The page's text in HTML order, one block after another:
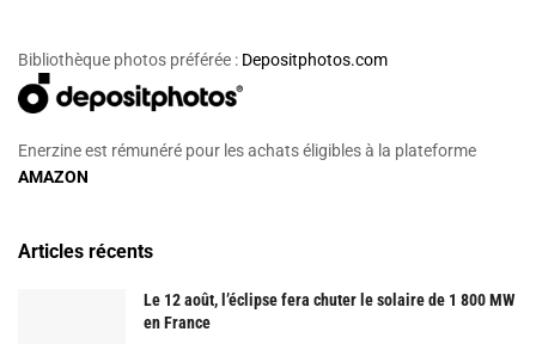
Bibliothèque photos préférée : Depositphotos.com
Enerzine est rémunéré pour les achats éligibles à la plateforme
AMAZON
Articles récents
Le 12 août, l’éclipse fera chuter le solaire de 1 800 MW
en France